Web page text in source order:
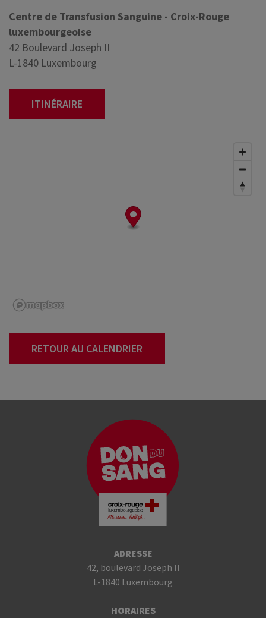
Centre de Transfusion Sanguine - Croix-Rouge
luxembourgeoise
42 Boulevard Joseph II
L-1840 Luxembourg
ITINÉRAIRE
RETOUR AU CALENDRIER
ADRESSE
42, boulevard Joseph II
L-1840 Luxembourg
HORAIRES